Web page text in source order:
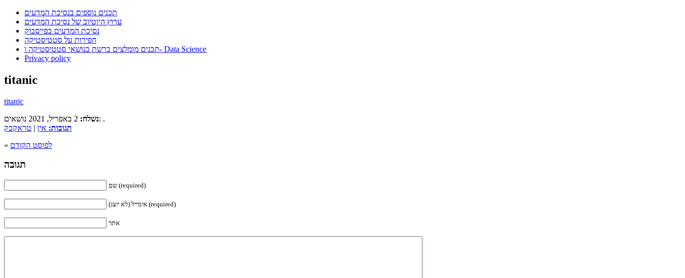
תכנים נוספים בנסיכת המדעים
ערוץ היוטיוב של נסיכת המדעים
נסיכת המדעים בפייסבוק
חפירות על סטטיסטיקה
תכנים מומלצים ברשת בנושאי סטטיסטיקה ו- Data Science
Privacy policy
titanic
titanic
נשלח:2 באפריל, 2021 נושאים: .
תגובות: אין | טראקבק
« לפוסט הקודם
תגובה
שם (required)
אימייל (לא יוצג) (required)
אתר